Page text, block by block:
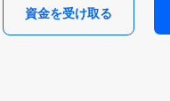
資金を受け取る